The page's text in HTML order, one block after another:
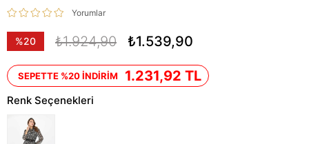
Yorumlar
%20
₺1.924,90 ₺1.539,90
SEPETTE %20 İNDİRİM 1.231,92 TL
Renk Seçenekleri